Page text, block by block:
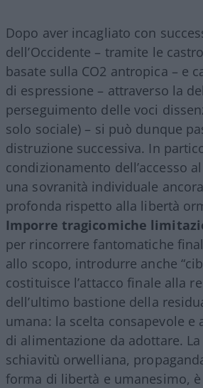
Dopo aver incagliato con
dell’Occidente – tramite le
basate sulla CO2 antropica – e
di espressione – attraverso la
perseguimento delle voci
solo sociale) – si può dunque
distruzione successiva. In
condizionamento dell’accesso
una sovranità individuale
profonda rispetto alla libertà
Imporre tragicomiche
per rincorrere fantomatiche
allo scopo, introdurre anche
costituisce l’attacco finale alla
dell’ultimo bastione della
umana: la scelta consapevole
di alimentazione da adottare.
schiavitù orwelliana,
forma di libertà e umanesimo,